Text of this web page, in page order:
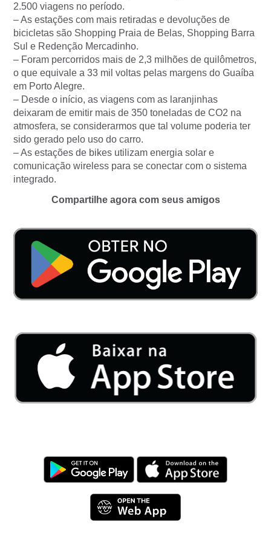
2.500 viagens no período.
– As estações com mais retiradas e devoluções de
bicicletas são Shopping Praia de Belas, Shopping Barra
Sul e Redenção Mercadinho.
– Foram percorridos mais de 2,3 milhões de quilômetros,
o que equivale a 33 mil voltas pelas margens do Guaíba
em Porto Alegre.
– Desde o início, as viagens com as laranjinhas
deixaram de emitir mais de 350 toneladas de CO2 na
atmosfera, se considerarmos que tal volume poderia ter
sido gerado pelo uso do carro.
– As estações de bikes utilizam energia solar e
comunicação wireless para se conectar com o sistema
integrado.
Compartilhe agora com seus amigos